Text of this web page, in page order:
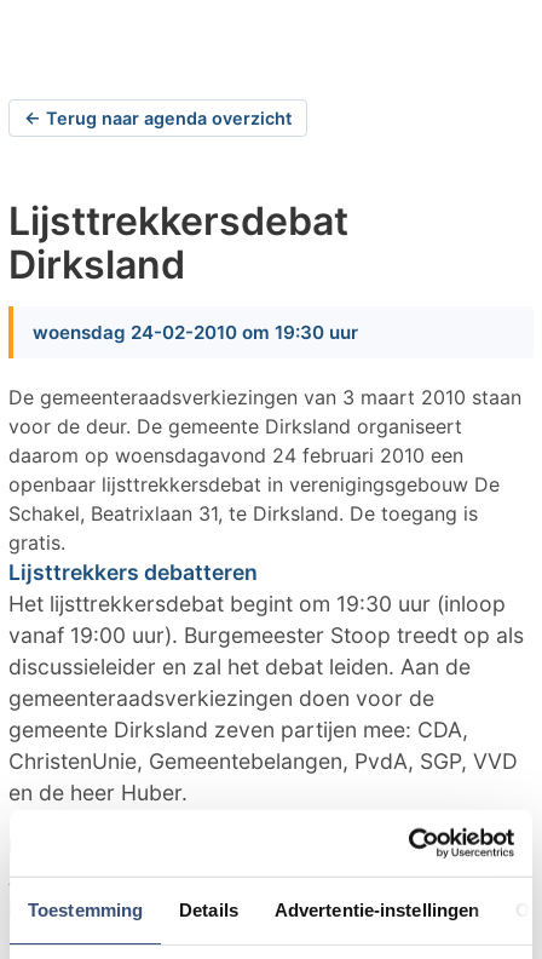
Toestemming Details Advertentie-instellingen
← Terug naar agenda overzicht
Lijsttrekkersdebat
Dirksland
woensdag 24-02-2010 om 19:30 uur
De gemeenteraadsverkiezingen van 3 maart 2010 staan
voor de deur. De gemeente Dirksland organiseert
daarom op woensdagavond 24 februari 2010 een
openbaar lijsttrekkersdebat in verenigingsgebouw De
Schakel, Beatrixlaan 31, te Dirksland. De toegang is
gratis.
Lijsttrekkers debatteren
Het lijsttrekkersdebat begint om 19:30 uur (inloop
vanaf 19:00 uur). Burgemeester Stoop treedt op als
discussieleider en zal het debat leiden. Aan de
gemeenteraadsverkiezingen doen voor de
gemeente Dirksland zeven partijen mee: CDA,
ChristenUnie, Gemeentebelangen, PvdA, SGP, VVD
en de heer Huber.
Als inwoner van de gemeente Dirksland kunt u
invloed hebben op het debat. U kunt tijdens de
avond, door gebruik te maken van de